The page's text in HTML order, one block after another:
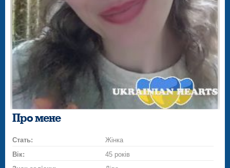
Про мене
Стать:
Жінка
Вік:
45 років